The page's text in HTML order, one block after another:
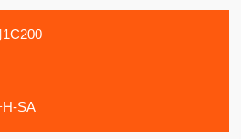
H-SA